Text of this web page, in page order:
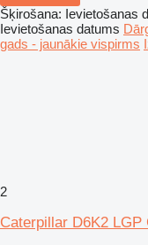
Šķirošana: Ievietošanas
Ievietošanas datums
gads - jaunākie vispirms
2
Caterpillar D6K2 LGP